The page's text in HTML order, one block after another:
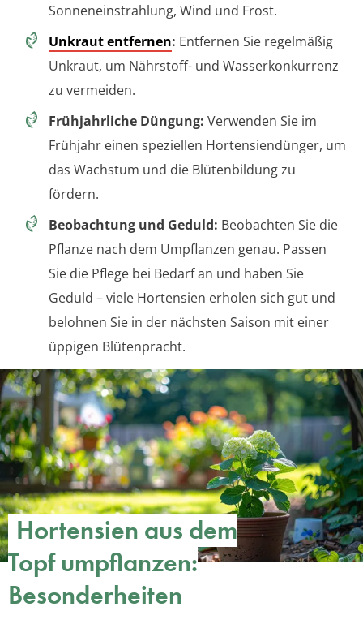
Sonneneinstrahlung, Wind und Frost.
Unkraut entfernen: Entfernen Sie regelmäßig
Unkraut, um Nährstoff- und Wasserkonkurrenz
zu vermeiden.
Frühjahrliche Düngung: Verwenden Sie im
Frühjahr einen speziellen Hortensiendünger, um
das Wachstum und die Blütenbildung zu
fördern.
Beobachtung und Geduld: Beobachten Sie die
Pflanze nach dem Umpflanzen genau. Passen
Sie die Pflege bei Bedarf an und haben Sie
Geduld – viele Hortensien erholen sich gut und
belohnen Sie in der nächsten Saison mit einer
üppigen Blütenpracht.
Hortensien aus dem
Topf umpflanzen:
Besonderheiten